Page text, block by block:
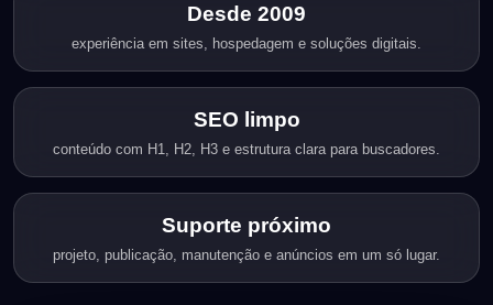
Desde 2009
experiência em sites, hospedagem e soluções digitais.
SEO limpo
conteúdo com H1, H2, H3 e estrutura clara para buscadores.
Suporte próximo
projeto, publicação, manutenção e anúncios em um só lugar.